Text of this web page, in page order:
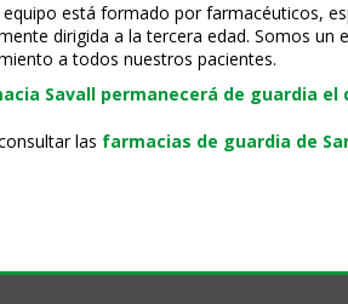
está formado por farmacéuticos,
dirigida a la tercera edad. Somos
a todos nuestros pacientes.
Savall permanecerá de guardia el
las farmacias de guardia de